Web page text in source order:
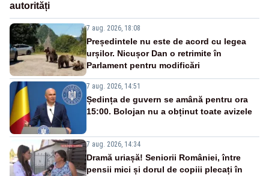
autorități
7 aug. 2026, 18:08
Președintele nu este de acord cu legea
urșilor. Nicușor Dan o retrimite în
Parlament pentru modificări
7 aug. 2026, 14:51
Ședința de guvern se amână pentru ora
15:00. Bolojan nu a obținut toate avizele
7 aug. 2026, 14:34
Dramă uriașă! Seniorii României, între
pensii mici și dorul de copiii plecați în